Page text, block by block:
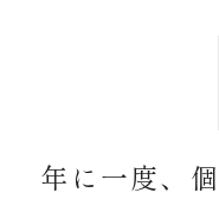
年に一度、